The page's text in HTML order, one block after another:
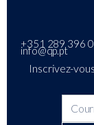
+351 289 396
info@qp.pt
Inscrivez-